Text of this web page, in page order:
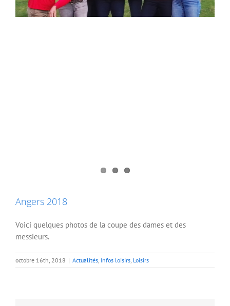
Angers 2018
Voici quelques photos de la coupe des dames et des
messieurs.
octobre 16th, 2018 | Actualités, Infos loisirs, Loisirs